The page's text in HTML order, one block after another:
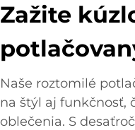
Zažite
Naše roztomilé
na štýl aj funkčnosť,
oblečenia. S